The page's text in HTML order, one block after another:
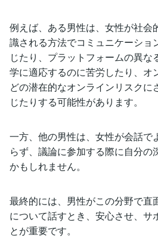
例えば、ある男性は、女性が社会
識される方法でコミュニケーショ
じたり、プラットフォームの異な
学に適応するのに苦労したり、オ
どの潜在的なオンラインリスクに
じたりする可能性があります。
一方、他の男性は、女性が会話で
らず、議論に参加する際に自分の
かもしれません。
最終的には、男性がこの分野で直
について話すとき、安心させ、サ
とが重要です。